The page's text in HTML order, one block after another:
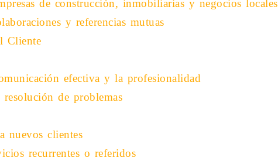
de construcción, inmobiliarias y negocios locales
y referencias mutuas
Cliente
efectiva y la profesionalidad
de problemas
nuevos clientes
recurrentes o referidos